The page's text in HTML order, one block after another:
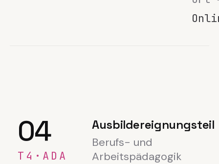
04
T4·ADA
Ausbildereignungsteil
Berufs- und
Arbeitspädagogik